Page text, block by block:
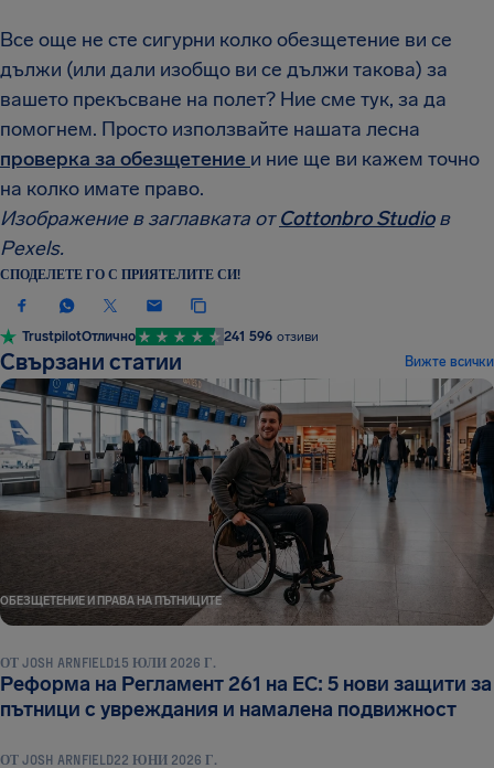
Все още не сте сигурни колко обезщетение ви се
дължи (или дали изобщо ви се дължи такова) за
вашето прекъсване на полет? Ние сме тук, за да
помогнем. Просто използвайте нашата лесна
проверка за обезщетение и ние ще ви кажем точно
на колко имате право.
Изображение в заглавката отCottonbro Studioв
Pexels.
СПОДЕЛЕТЕ ГО С ПРИЯТЕЛИТЕ СИ!
TrustpilotОтлично 241 596 отзиви
Свързани статии Вижте всички
ОБЕЗЩЕТЕНИЕ И ПРАВА НА ПЪТНИЦИТЕ
ОТ JOSH ARNFIELD15 ЮЛИ 2026 Г.
Реформа на Регламент 261 на ЕС: 5 нови защити за
пътници с увреждания и намалена подвижност
ОБЕЗЩЕТЕНИЕ И ПРАВА НА ПЪТНИЦИТЕ
ОТ JOSH ARNFIELD22 ЮНИ 2026 Г.